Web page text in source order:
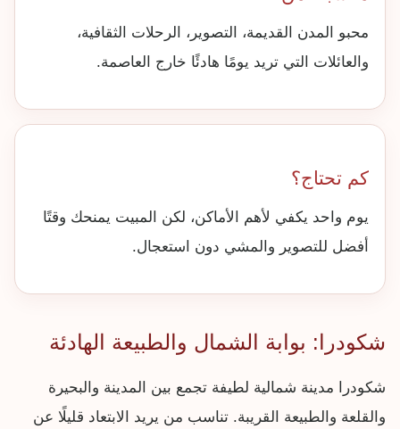
محبو المدن القديمة، التصوير، الرحلات الثقافية،
والعائلات التي تريد يومًا هادئًا خارج العاصمة.
كم تحتاج؟
يوم واحد يكفي لأهم الأماكن، لكن المبيت يمنحك وقتًا
أفضل للتصوير والمشي دون استعجال.
شكودرا: بوابة الشمال والطبيعة الهادئة
شكودرا مدينة شمالية لطيفة تجمع بين المدينة والبحيرة
والقلعة والطبيعة القريبة. تناسب من يريد الابتعاد قليلًا عن